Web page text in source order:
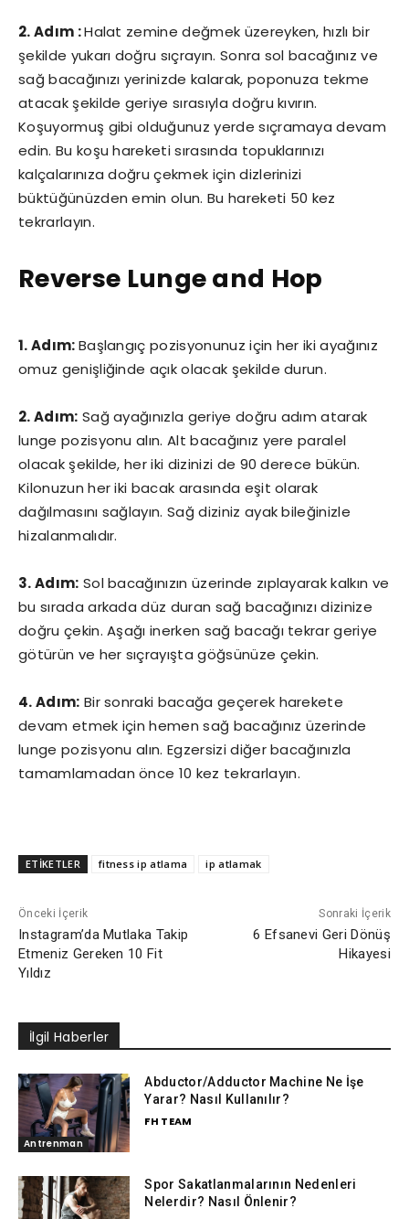
2. Adım :Halat zemine değmek üzereyken, hızlı bir
şekilde yukarı doğru sıçrayın. Sonra sol bacağınız ve
sağ bacağınızı yerinizde kalarak, poponuza tekme
atacak şekilde geriye sırasıyla doğru kıvırın.
Koşuyormuş gibi olduğunuz yerde sıçramaya devam
edin. Bu koşu hareketi sırasında topuklarınızı
kalçalarınıza doğru çekmek için dizlerinizi
büktüğünüzden emin olun. Bu hareketi 50 kez
tekrarlayın.
Reverse Lunge and Hop
1. Adım:Başlangıç pozisyonunuz için her iki ayağınız
omuz genişliğinde açık olacak şekilde durun.
2. Adım: Sağ ayağınızla geriye doğru adım atarak
lunge pozisyonu alın. Alt bacağınız yere paralel
olacak şekilde, her iki dizinizi de 90 derece bükün.
Kilonuzun her iki bacak arasında eşit olarak
dağılmasını sağlayın. Sağ diziniz ayak bileğinizle
hizalanmalıdır.
3. Adım: Sol bacağınızın üzerinde zıplayarak kalkın ve
bu sırada arkada düz duran sağ bacağınızı dizinize
doğru çekin. Aşağı inerken sağ bacağı tekrar geriye
götürün ve her sıçrayışta göğsünüze çekin.
4. Adım: Bir sonraki bacağa geçerek harekete
devam etmek için hemen sağ bacağınız üzerinde
lunge pozisyonu alın. Egzersizi diğer bacağınızla
tamamlamadan önce 10 kez tekrarlayın.
ETİKETLER fitness ip atlama ip atlamak
Önceki İçerik
Instagram’da Mutlaka Takip
Etmeniz Gereken 10 Fit
Yıldız
Sonraki İçerik
6 Efsanevi Geri Dönüş
Hikayesi
İlgil Haberler
Antrenman
Abductor/Adductor Machine Ne İşe
Yarar? Nasıl Kullanılır?
FH TEAM
Spor Sakatlanmalarının Nedenleri
Nelerdir? Nasıl Önlenir?